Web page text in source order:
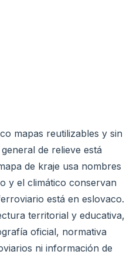
mapas reutilizables y sin
de relieve está
de kraje usa nombres
y el climático conservan
está en eslovaco.
territorial y educativa,
oficial, normativa
ni información de